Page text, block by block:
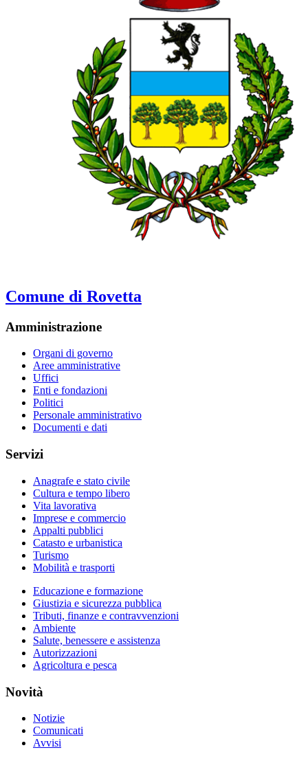
Comune di Rovetta
Amministrazione
Organi di governo
Aree amministrative
Uffici
Enti e fondazioni
Politici
Personale amministrativo
Documenti e dati
Servizi
Anagrafe e stato civile
Cultura e tempo libero
Vita lavorativa
Imprese e commercio
Appalti pubblici
Catasto e urbanistica
Turismo
Mobilità e trasporti
Educazione e formazione
Giustizia e sicurezza pubblica
Tributi, finanze e contravvenzioni
Ambiente
Salute, benessere e assistenza
Autorizzazioni
Agricoltura e pesca
Novità
Notizie
Comunicati
Avvisi